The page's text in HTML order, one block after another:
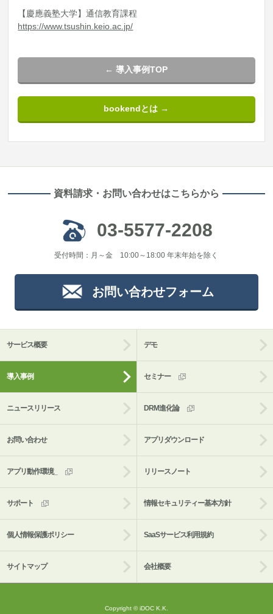
【慶應義塾大学】通信教育課程
https://www.tsushin.keio.ac.jp/
← 導入事例TOP
bookendとは →
資料請求・お問い合わせはこちらから
03-5577-2208
受付時間：月～金 10:00～18:00 年末年始を除く
お問い合わせフォーム
サービス概要 デモ
導入事例 セミナー
ニュースリリース DRM進化論
お問い合わせ アプリダウンロード
アプリ動作環境_ リリースノート
サポート 情報セキュリティー基本方針
個人情報保護ポリシー SaaSサービス利用規約
サイトマップ 会社概要
Copyright © iDOC K.K.